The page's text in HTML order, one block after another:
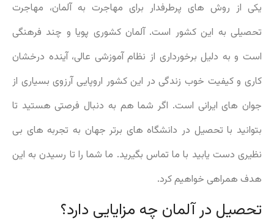
یکی از روش های پرطرفدار برای مهاجرت به آلمان، مهاجرت
تحصیلی به این کشور است. آلمان کشوری پویا و چند فرهنگی
است و به دلیل برخورداری از نظام آموزشی عالی، آینده درخشان
کاری و کیفیت خوب زندگی در این کشور اروپایی آرزوی بسیاری از
جوان های ایرانی است. اگر شما هم به دنبال فرصتی هستید تا
بتوانید با تحصیل در دانشگاه های برتر جهان به تجربه های بی
نظیری دست یابید با ما تماس بگیرید. ما شما را تا رسیدن به این
هدف همراهی خواهیم کرد.
تحصیل در آلمان چه مزایایی دارد؟